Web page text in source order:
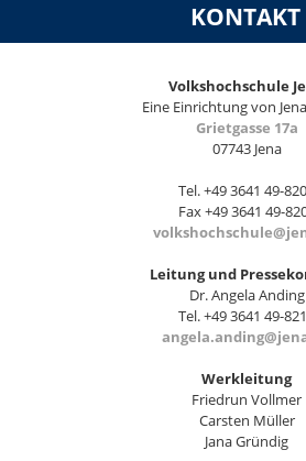
KONTAKT
Volkshochschule
Eine Einrichtung von
Grietgasse 17a
07743 Jena
Tel. +49 3641 49-
Fax +49 3641 49-
Leitung und
Dr. Angela Anding
Tel. +49 3641 49-
Werkleitung
Friedrun Vollmer
Carsten Müller
Jana Gründig